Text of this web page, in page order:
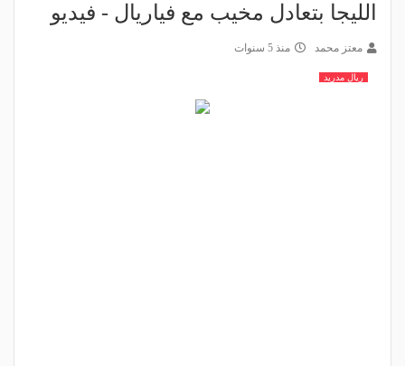
الليجا بتعادل مخيب مع فياريال - فيديو
معتز محمد منذ 5 سنوات
ريال مدريد